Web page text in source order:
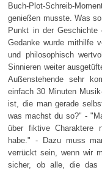
Buch-Plot-Schreib-
genießen musste. Was
Punkt in der Geschichte
Gedanke wurde mithilfe
und philosophisch
Sinnieren weiter
Außenstehende sehr
einfach 30 Minuten
ist, die man gerade
was machst du so?" -
über fiktive Charaktere
habe." - Dazu muss
verrückt sein, wenn wir
sicher, ob alle, die